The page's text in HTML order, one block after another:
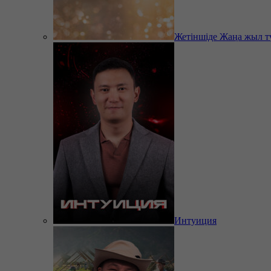
Жетіншіде Жаңа жыл
Интуиция